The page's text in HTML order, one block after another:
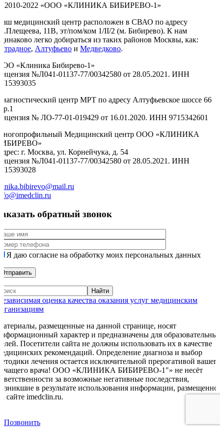
2010-2022 «ООО «КЛИНИКА БИБИРЕВО-1»
медицинский центр расположен в СВАО по адресу
11В, эт/пом/ком 1/II/2 (м. Бибирево). К нам
легко добираться из таких районов Москвы, как:
, Алтуфьево и Медведково.
«Клиника Бибирево-1»
№Л041-01137-77/00342580 от 28.05.2021. ИНН
центр МРТ по адресу Алтуфьевское шоссе 66
№ ЛО-77-01-019429 от 16.01.2020. ИНН 9715342601
Медицинский центр ООО «КЛИНИКА
г. Москва, ул. Корнейчука, д. 54
№Л041-01137-77/00342580 от 28.05.2021. ИНН
обратный звонок
Я даю согласие на обработку моих персональных данных
оценка качества оказания услуг медицинским
размещенные на данной странице, носят
характер и предназначены для
Посетители сайта не должны использовать их в качестве
рекомендаций. Определение диагноза и выбор
лечения остается исключительной прерогативой
врача! ООО «КЛИНИКА БИБИРЕВО-1"» не несёт
за возможные негативные последствия,
в результате использования информации,
сайте imedclin.ru.
Позвонить